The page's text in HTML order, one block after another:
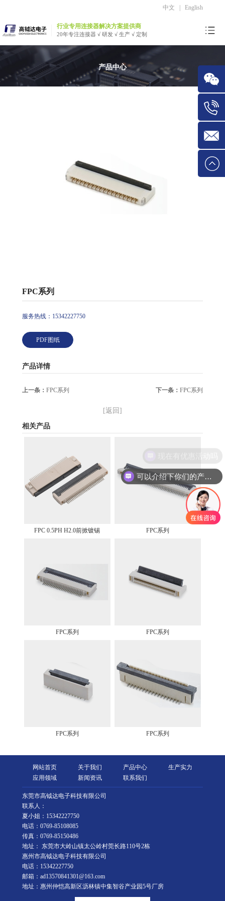
中文 English
行业专用连接器解决方案提供商
20年专注连接器 √ 研发 √ 生产 √ 定制
产品中心
FPC系列
服务热线：15342227750
PDF图纸
产品详情
上一条： FPC系列 下一条： FPC系列
[返回]
相关产品
FPC 0.5PH H2.0前掀镀锡 FPC系列
FPC系列 FPC系列
FPC系列 FPC系列
网站首页 关于我们 产品中心
生产实力
应用领域
新闻资讯 联系我们
东莞市高钺达电子科技有限公司
联系人：
夏小姐：15342227750
电话：0769-85108085
传真：0769-85150486
地址： 东莞市大岭山镇太公岭村莞长路110号2栋
惠州市高钺达电子科技有限公司
电话：15342227750
邮箱：ad13570841301@163.com
地址：惠州仲恺高新区沥林镇中集智谷产业园5号厂房
微信
E-mail
可以介绍下你们的产品么